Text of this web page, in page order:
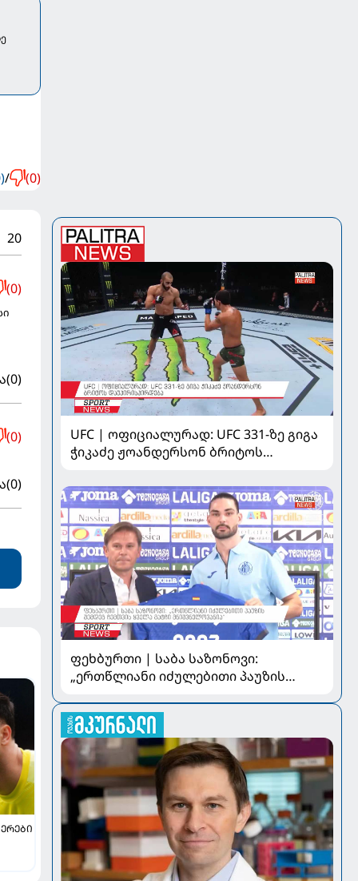
/ (0)
20
(0)
(0)
(0)
(0)
UFC | ოფიციალურად: UFC 331-ზე გიგა
ჭიკაძე ჟოანდერსონ ბრიტოს
ფეხბურთი | საბა საზონოვი:
„ერთწლიანი იძულებითი პაუზის
მნიშვნელოვანია“